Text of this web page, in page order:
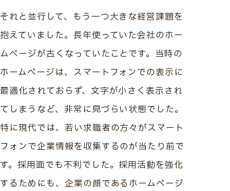
それと並行して、もう一つ大きな経営課題を
抱えていました。長年使っていた会社のホー
ムページが古くなっていたことです。当時の
ホームページは、スマートフォンでの表示に
最適化されておらず、文字が小さく表示され
てしまうなど、非常に見づらい状態でした。
特に現代では、若い求職者の方々がスマート
フォンで企業情報を収集するのが当たり前で
す。採用面でも不利でした。採用活動を強化
するためにも、企業の顔であるホームページ